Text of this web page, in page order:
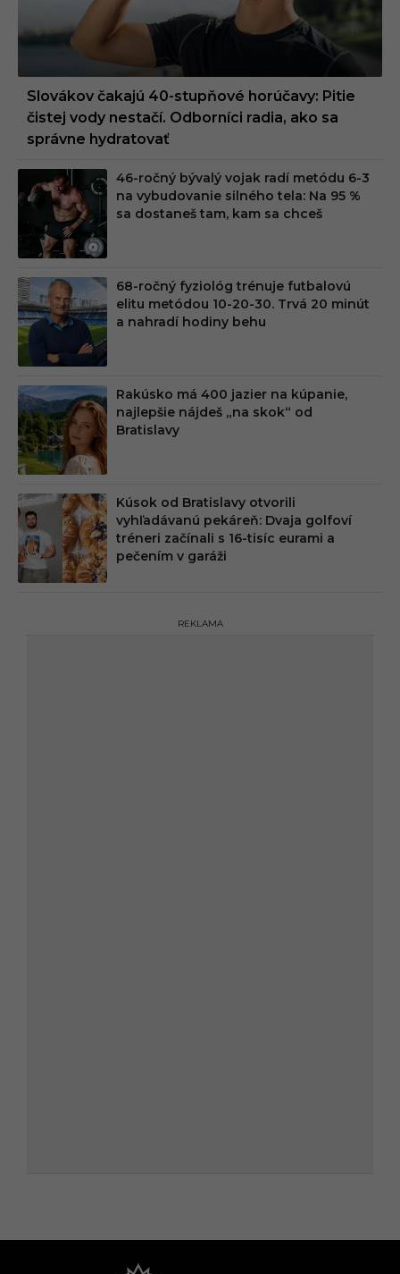
Slovákov čakajú 40-stupňové horúčavy: Pitie
čistej vody nestačí. Odborníci radia, ako sa
správne hydratovať
46-ročný bývalý vojak radí metódu 6-3
na vybudovanie silného tela: Na 95 %
sa dostaneš tam, kam sa chceš
68-ročný fyziológ trénuje futbalovú
elitu metódou 10-20-30. Trvá 20 minút
a nahradí hodiny behu
Rakúsko má 400 jazier na kúpanie,
najlepšie nájdeš „na skok“ od
Bratislavy
Kúsok od Bratislavy otvorili
vyhľadávanú pekáreň: Dvaja golfoví
tréneri začínali s 16-tisíc eurami a
pečením v garáži
REKLAMA